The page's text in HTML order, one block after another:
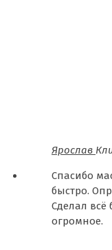
Ярослав
Спасибо
быстро.
Сделал всё
огромное.